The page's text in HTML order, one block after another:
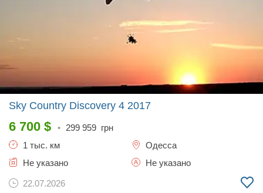
Sky Country Discovery 4 2017
6 700 $ • 299 959 грн
1 тыс. км
Одесса
Не указано
Не указано
22.07.2026